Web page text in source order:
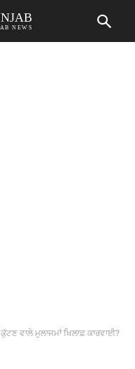
NEWS
ਵਾਲੇ ਮੁਲਾਜਮਾਂ ਖਿਲਾਫ਼ ਕਾਰਵਾਈ?